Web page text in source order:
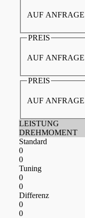
AUF ANFRAGE
PREIS
AUF ANFRAGE
PREIS
AUF ANFRAGE
LEISTUNG
DREHMOMENT
Standard
0
0
Tuning
0
0
Differenz
0
0